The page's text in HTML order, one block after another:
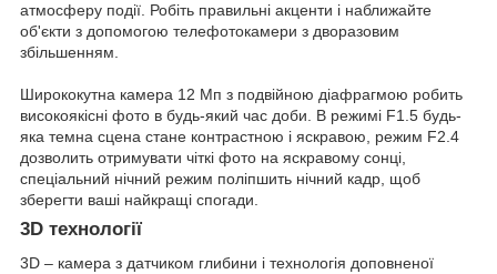
атмосферу події. Робіть правильні акценти і наближайте
об'єкти з допомогою телефотокамери з дворазовим
збільшенням.
Ширококутна камера 12 Мп з подвійною діафрагмою робить
високоякісні фото в будь-який час доби. В режимі F1.5 будь-
яка темна сцена стане контрастною і яскравою, режим F2.4
дозволить отримувати чіткі фото на яскравому сонці,
спеціальний нічний режим поліпшить нічний кадр, щоб
зберегти ваші найкращі спогади.
3D технології
3D – камера з датчиком глибини і технологія доповненої